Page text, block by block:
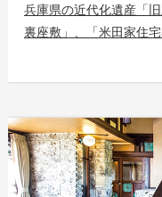
兵庫県の近代化遺産「
裏座敷」、「米田家住